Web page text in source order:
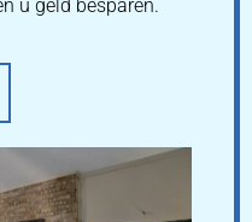
u geld besparen.